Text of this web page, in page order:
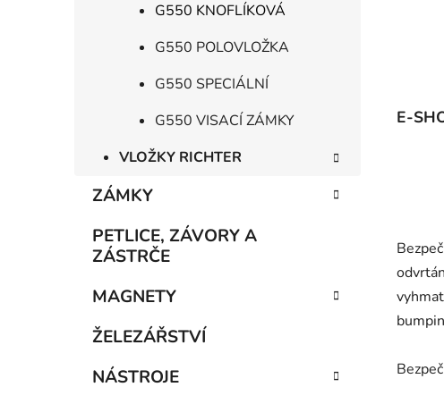
G550 KNOFLÍKOVÁ
G550 POLOVLOŽKA
G550 SPECIÁLNÍ
G550 VISACÍ ZÁMKY
VLOŽKY RICHTER
ZÁMKY
PETLICE, ZÁVORY A
ZÁSTRČE
MAGNETY
ŽELEZÁŘSTVÍ
NÁSTROJE
E-